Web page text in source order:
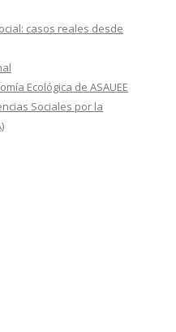
casos reales desde
Ecológica de ASAUEE
Sociales por la